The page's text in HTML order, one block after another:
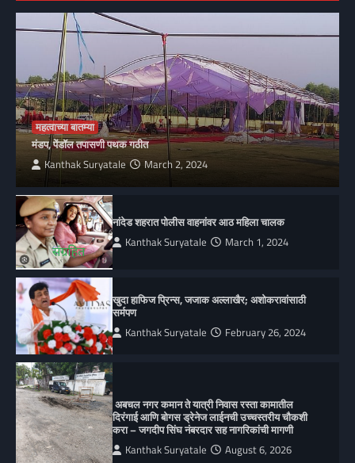
महत्वाच्या बातम्या
मंडप, पेंडॉल तपासणी पथक गठीत
Kanthak Suryatale March 2, 2024
नांदेड शहरात पोलीस वाहनांवर आठ महिला चालक
Kanthak Suryatale March 1, 2024
खुदा हाफिज प्रिन्स, जजाक अल्लाखैर; अशोकरावांसाठी
सर्मपण
Kanthak Suryatale February 26, 2024
अबचल नगर कमान ते यात्री निवास रस्ता कामातील
दिरंगाई आणि बोगस ड्रेनेज लाईनची उच्चस्तरीय चौकशी
करा – जगदीप सिंघ नंबरदार सह नागरिकांची मागणी
Kanthak Suryatale August 6, 2026